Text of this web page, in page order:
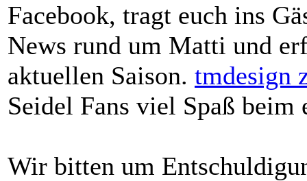
Facebook, tragt euch ins
News rund um Matti und
aktuellen Saison. tmdesign
Seidel Fans viel Spaß beim
Wir bitten um